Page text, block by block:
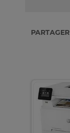
PARTAGER